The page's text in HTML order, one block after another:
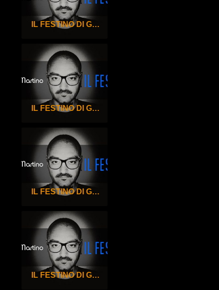
IL FESTINO DI GIGI DE MARTINO – 99°
IL FESTINO DI GIGI DE MARTINO – 98°
IL FESTINO DI GIGI DE MARTINO – 97°
IL FESTINO DI GIGI DE MARTINO – 96°